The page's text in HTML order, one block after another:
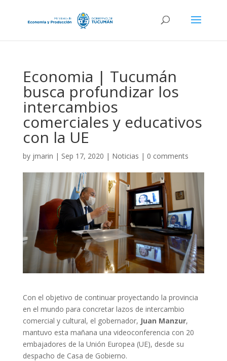
Economia | Tucumán
busca profundizar los
intercambios
comerciales y educativos
con la UE
by jmarin | Sep 17, 2020 | Noticias | 0 comments
Con el objetivo de continuar proyectando la provincia
en el mundo para concretar lazos de intercambio
comercial y cultural, el gobernador, Juan Manzur,
mantuvo esta mañana una videoconferencia con 20
embajadores de la Unión Europea (UE), desde su
despacho de Casa de Gobierno.